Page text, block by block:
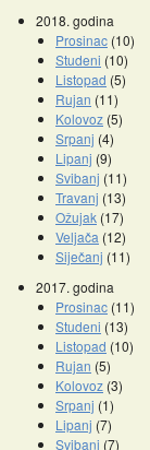
2018. godina
Prosinac (10)
Studeni (10)
Listopad (5)
Rujan (11)
Kolovoz (5)
Srpanj (4)
Lipanj (9)
Svibanj (11)
Travanj (13)
Ožujak (17)
Veljača (12)
Siječanj (11)
2017. godina
Prosinac (11)
Studeni (13)
Listopad (10)
Rujan (5)
Kolovoz (3)
Srpanj (1)
Lipanj (7)
Svibanj (7)